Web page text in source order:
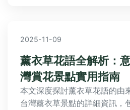
2025-11-09
薰衣草花語全解析：
灣賞花景點實用指南
本文深度探討薰衣草花語的由
台灣薰衣草景點的詳細資訊，